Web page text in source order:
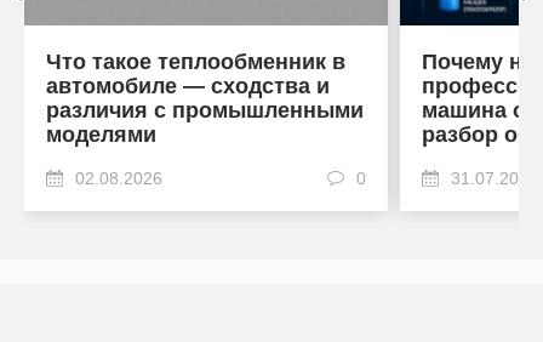
Что такое теплообменник в
автомобиле — сходства и
различия с промышленными
моделями
02.08.2026 0
Почему на
машина
разбор
31.07.2026